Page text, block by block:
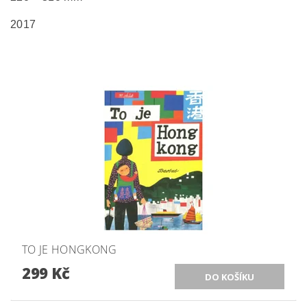
2017
TO JE HONGKONG
299 Kč